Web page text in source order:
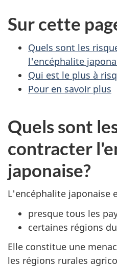
Sur cette
Quels sont les
l'encéphalite
Qui est le plus à
Pour en savoir plus
Quels sont
contracter
japonaise?
L'encéphalite japonaise
presque tous les
certaines régions
Elle constitue une
les régions rurales